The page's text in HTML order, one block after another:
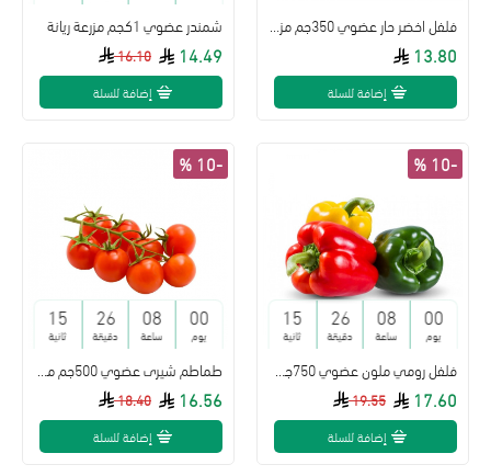
13.80
إضافة للسلة
شمندر عضوي 1كجم مزرعة ريانة
16.10 14.49
إضافة للسلة
-10 %
00
يوم
08
ساعة
26
دقيقة
14
ثانية
19.55 17.60
إضافة للسلة
-10 %
00
يوم
08
ساعة
26
دقيقة
14
ثانية
18.40 16.56
إضافة للسلة